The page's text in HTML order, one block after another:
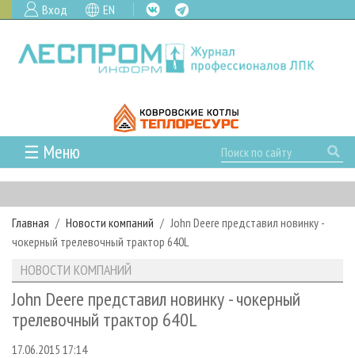
Вход EN
☰ Меню
ГЛАВНАЯ
РУБРИКИ И ТЕМЫ
РУБРИКИ ЖУРНАЛА
ЛЕСНОЕ ХОЗЯЙСТВО
ЛЕСОЗАГОТОВКА
ЛЕСОПИЛЕНИЕ
НОВОСТИ
КАЛЕНДАРЬ СОБЫТИЙ
НОВОСТИ ЛПК
НОВОСТИ ЖУРНАЛА
ПРОЕКТЫ ЛПИ
АНАЛИТИКА
ПРЕДПРИЯТИЯ ЛПК
АРХИВ
АРХИВ ЖУРНАЛОВ
О ЖУРНАЛЕ
ПОДПИСКА
РЕКЛАМОДАТЕЛЯМ
Главная Новости компаний
John Deere представил новинку -
чокерный трелевочный трактор 640L
НОВОСТИ КОМПАНИЙ
John Deere представил новинку - чокерный
трелевочный трактор 640L
17.06.2015 17:14